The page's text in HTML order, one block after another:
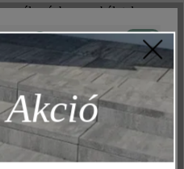
szélességben, szabálytalan
fugakép változatosságot
igazi élmény végigmenni a
övező területen, a
majd csodálkozni. A térkő
Válassza az Ön igényeinek
Aktív
Inaktív
Inaktív
Inaktív
Inaktív